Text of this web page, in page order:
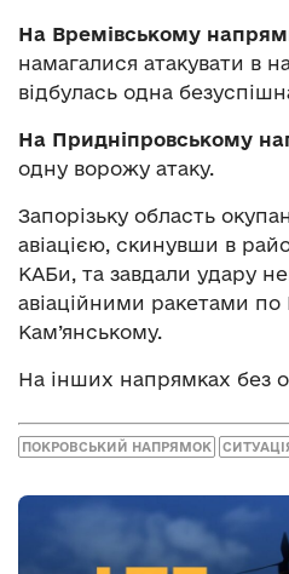
На Времівському
намагалися атакувати в
відбулась одна
На Придніпровському
одну ворожу атаку.
Запорізьку область
авіацією, скинувши в
КАБи, та завдали удару
авіаційними ракетами по
Кам’янському.
На інших напрямках без
ПОКРОВСЬКИЙ НАПРЯМОК